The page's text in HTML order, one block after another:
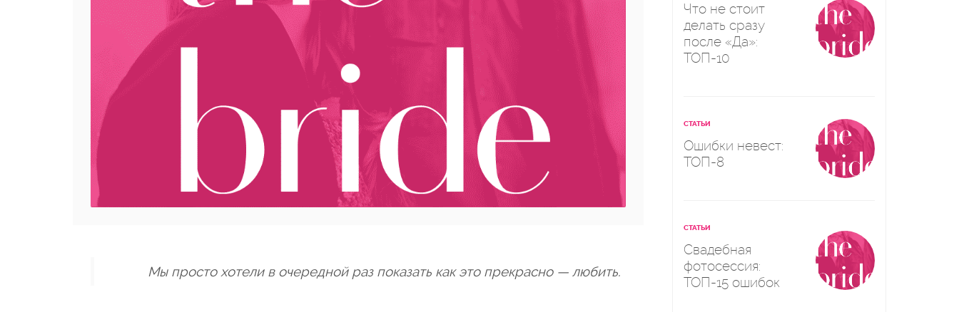
Мы просто хотели в очередной раз показать как это прекрасно — любить.
Что не стоит
делать сразу
после «Да»:
ТОП-10
СТАТЬИ
Ошибки невест:
ТОП-8
СТАТЬИ
Свадебная
фотосессия:
ТОП-15 ошибок